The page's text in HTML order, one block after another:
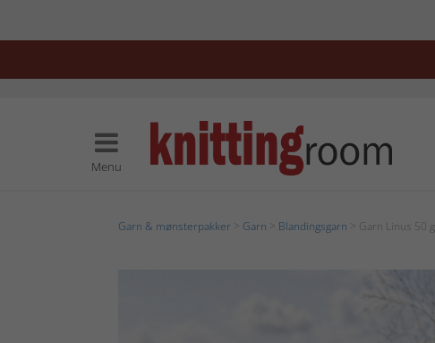
Menu
Garn & mønsterpakker Garn Blandingsgarn > Garn Linus 50 g